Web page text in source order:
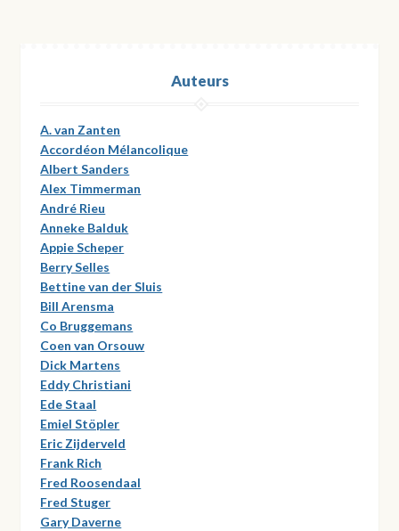
Auteurs
A. van Zanten
Accordéon Mélancolique
Albert Sanders
Alex Timmerman
André Rieu
Anneke Balduk
Appie Scheper
Berry Selles
Bettine van der Sluis
Bill Arensma
Co Bruggemans
Coen van Orsouw
Dick Martens
Eddy Christiani
Ede Staal
Emiel Stöpler
Eric Zijderveld
Frank Rich
Fred Roosendaal
Fred Stuger
Gary Daverne